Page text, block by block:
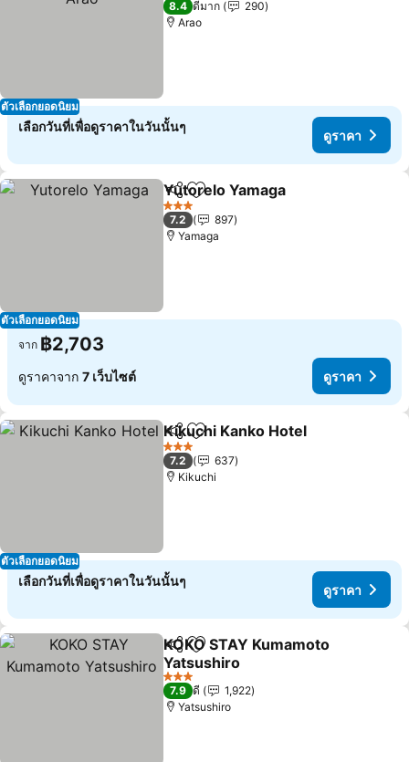
ตัวเลือกยอดนิยม
8.4 ดีมาก
290
Arao
เลือกวันที่เพื่อดูราคาในวันนั้นๆ
ดูราคา
ตัวเลือกยอดนิยม
แชร์ เพิ่มในรายการโปรด
Yutorelo Yamaga
3 ดาว
7.2
897
Yamaga
จาก ฿2,703
ดูราคาจาก 7 เว็บไซต์ ดูราคา
ตัวเลือกยอดนิยม
แชร์ เพิ่มในรายการโปรด
Kikuchi Kanko Hotel
3 ดาว
7.2
637
Kikuchi
เลือกวันที่เพื่อดูราคาในวันนั้นๆ
ดูราคา
แชร์ เพิ่มในรายการโปรด
KOKO STAY Kumamoto
Yatsushiro
3 ดาว
7.9 ดี
1,922
Yatsushiro